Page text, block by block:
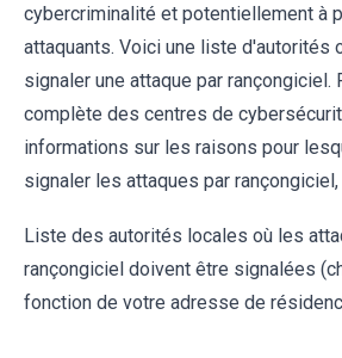
cybercriminalité et potentiellement à
attaquants. Voici une liste d'autorités
signaler une attaque par rançongiciel.
complète des centres de
informations sur les raisons pour
signaler les attaques par rançongiciel,
Liste des autorités locales où les
rançongiciel doivent être signalées
fonction de votre adresse de